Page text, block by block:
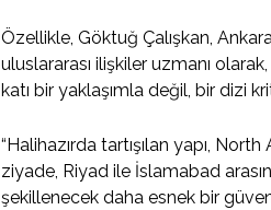
Özellikle, Göktuğ Çalışkan,
uluslararası ilişkiler uzmanı
katı bir yaklaşımla değil, bir dizi
“Halihazırda tartışılan yapı,
ziyade, Riyad ile İslamabad
şekillenecek daha esnek bir